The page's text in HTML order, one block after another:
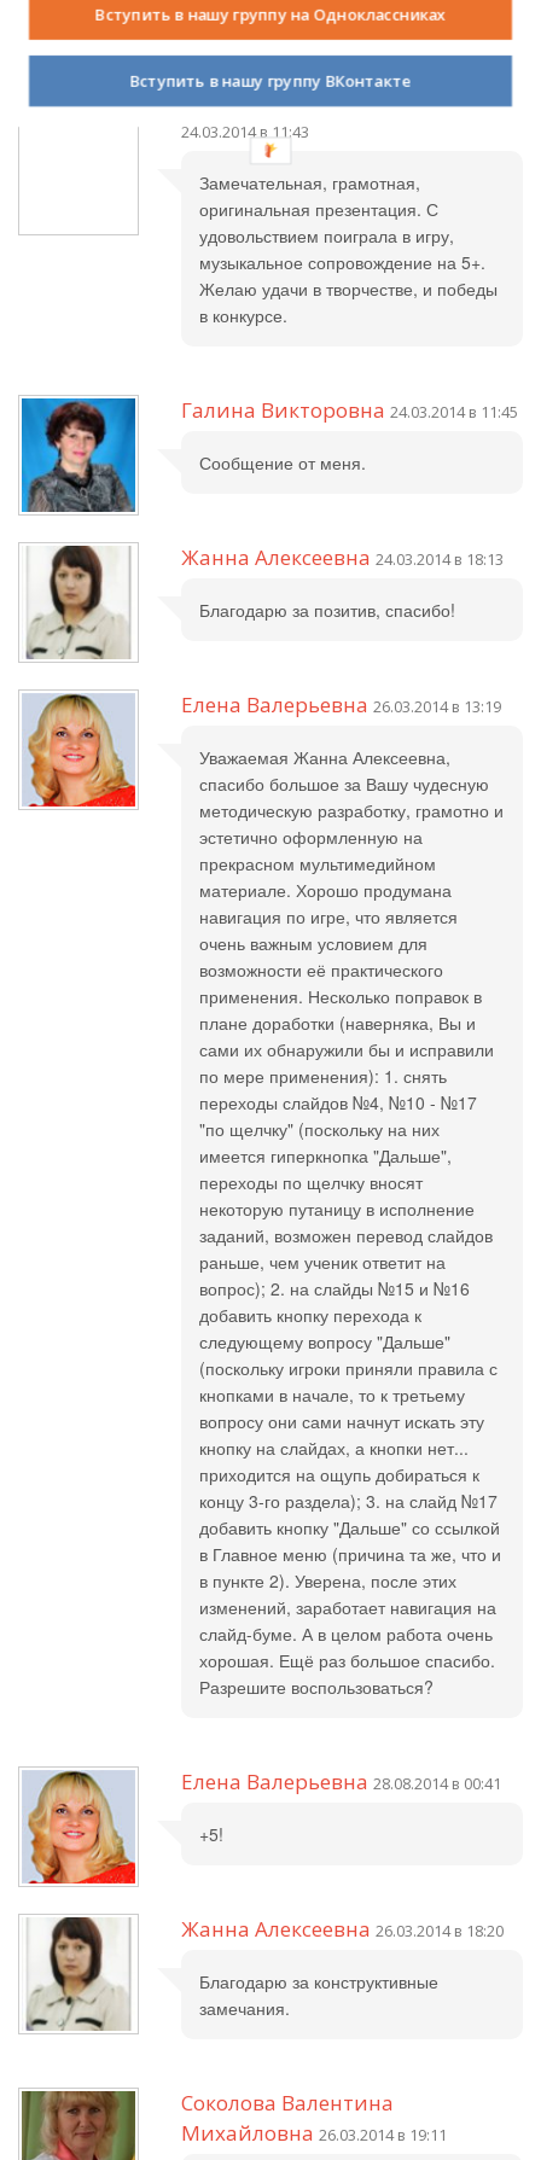
Спасибо, это моя первая работа с
применением триггеров.
24.03.2014 в 11:43
Замечательная, грамотная,
оригинальная презентация. С
удовольствием поиграла в игру,
музыкальное сопровождение на 5+.
Желаю удачи в творчестве, и победы
в конкурсе.
Галина Викторовна 24.03.2014 в 11:45
Сообщение от меня.
Жанна Алексеевна 24.03.2014 в 18:13
Благодарю за позитив, спасибо!
Елена Валерьевна 26.03.2014 в 13:19
Уважаемая Жанна Алексеевна,
спасибо большое за Вашу чудесную
методическую разработку, грамотно и
эстетично оформленную на
прекрасном мультимедийном
материале. Хорошо продумана
навигация по игре, что является
очень важным условием для
возможности её практического
применения. Несколько поправок в
плане доработки (наверняка, Вы и
сами их обнаружили бы и исправили
по мере применения): 1. снять
переходы слайдов №4, №10 - №17
"по щелчку" (поскольку на них
имеется гиперкнопка "Дальше",
переходы по щелчку вносят
некоторую путаницу в исполнение
заданий, возможен перевод слайдов
раньше, чем ученик ответит на
вопрос); 2. на слайды №15 и №16
добавить кнопку перехода к
следующему вопросу "Дальше"
(поскольку игроки приняли правила с
кнопками в начале, то к третьему
вопросу они сами начнут искать эту
кнопку на слайдах, а кнопки нет...
приходится на ощупь добираться к
концу 3-го раздела); 3. на слайд №17
добавить кнопку "Дальше" со ссылкой
в Главное меню (причина та же, что и
в пункте 2). Уверена, после этих
изменений, заработает навигация на
слайд-буме. А в целом работа очень
хорошая. Ещё раз большое спасибо.
Разрешите воспользоваться?
Елена Валерьевна 28.08.2014 в 00:41
+5!
Жанна Алексеевна 26.03.2014 в 18:20
Благодарю за конструктивные
замечания.
Соколова Валентина
Михайловна 26.03.2014 в 19:11
Вступить в нашу группу на Одноклассниках
Вступить в нашу группу ВКонтакте